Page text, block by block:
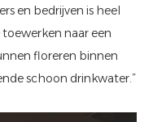
en bedrijven is heel
naar een
floreren binnen
schoon drinkwater.”